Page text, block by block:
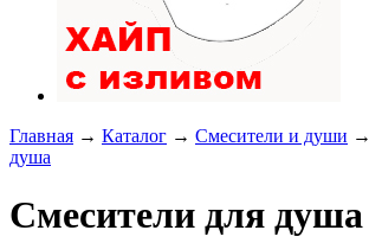
Главная → Каталог → Смесители и души →
душа
Смесители для душа